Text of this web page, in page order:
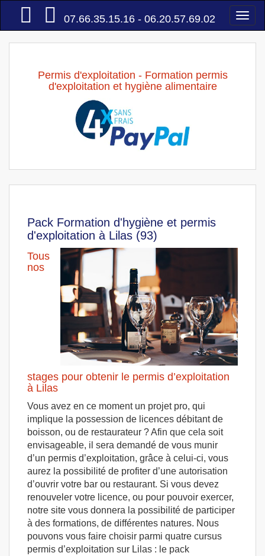
Accueil
07.66.35.15.16 - 06.20.57.69.02
Permis d'exploitation - Formation permis
d'exploitation et hygiène alimentaire
Pack Formation d'hygiène et permis
d'exploitation à Lilas (93)
Tous
nos
stages pour obtenir le permis d’exploitation
à Lilas
Vous avez en ce moment un projet pro, qui
implique la possession de licences débitant de
boisson, ou de restaurateur ? Afin que cela soit
envisageable, il sera demandé de vous munir
d’un permis d’exploitation, grâce à celui-ci, vous
aurez la possibilité de profiter d’une autorisation
d’ouvrir votre bar ou restaurant. Si vous devez
renouveler votre licence, ou pour pouvoir exercer,
notre site vous donnera la possibilité de participer
à des formations, de différentes natures. Nous
pouvons vous faire choisir parmi quatre cursus
permis d’exploitation sur Lilas : le pack